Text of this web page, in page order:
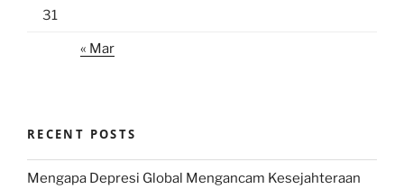
31
« Mar
RECENT POSTS
Mengapa Depresi Global Mengancam Kesejahteraan